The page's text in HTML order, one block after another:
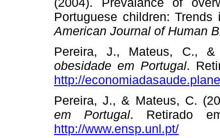
Portuguese children:
American Journal of Human
Pereira, J., Mateus, C.,
obesidade em Portugal.
http://
Pereira, J., & Mateus, C.
em Portugal. Retirado
http://www.ensp.unl.pt/